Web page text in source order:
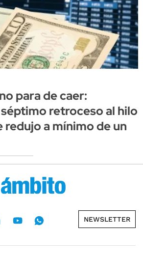
para de caer:
retroceso al hilo
redujo a mínimo de un
NEWSLETTER